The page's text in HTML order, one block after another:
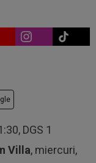
DGS 1
Villa, miercuri,